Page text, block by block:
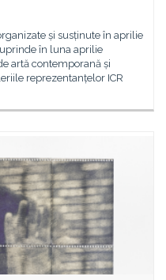
și susținute în aprilie
în luna aprilie
artă contemporană și
reprezentanțelor ICR